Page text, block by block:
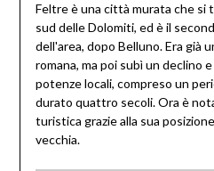
Feltre è una città murata che si
sud delle Dolomiti, ed è il
dell'area, dopo Belluno. Era già
romana, ma poi subì un declino
potenze locali, compreso un
durato quattro secoli. Ora è
turistica grazie alla sua
vecchia.